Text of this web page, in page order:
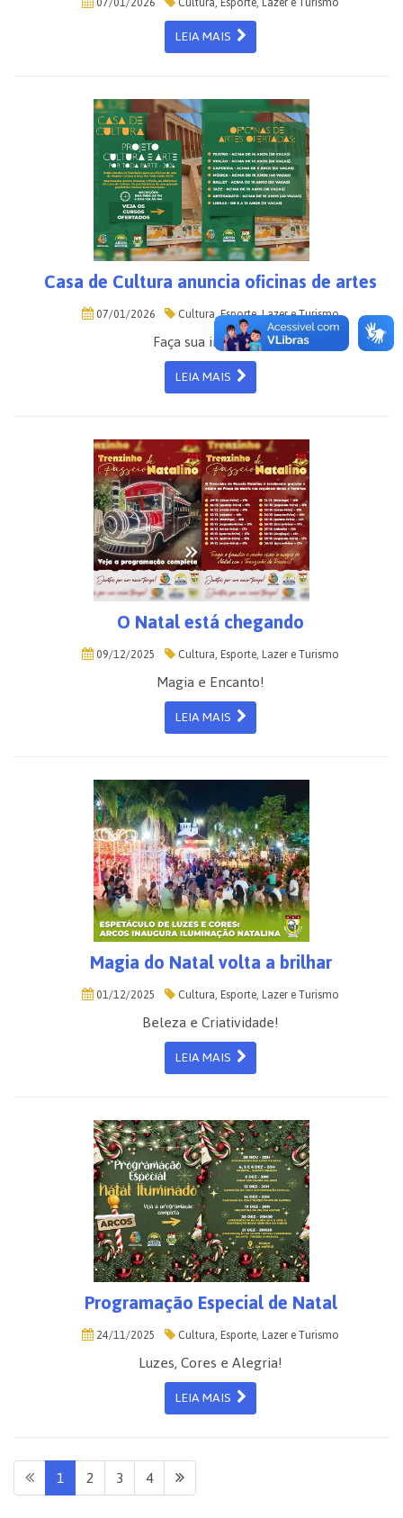
LEIA MAIS
Casa de Cultura anuncia oficinas de artes
07/01/2026 Cultura, Esporte, Lazer e Turismo
Faça sua inscrição!
LEIA MAIS
O Natal está chegando
09/12/2025 Cultura, Esporte, Lazer e Turismo
Magia e Encanto!
LEIA MAIS
Magia do Natal volta a brilhar
01/12/2025 Cultura, Esporte, Lazer e Turismo
Beleza e Criatividade!
LEIA MAIS
Programação Especial de Natal
24/11/2025 Cultura, Esporte, Lazer e Turismo
Luzes, Cores e Alegria!
LEIA MAIS
1 2 3 4